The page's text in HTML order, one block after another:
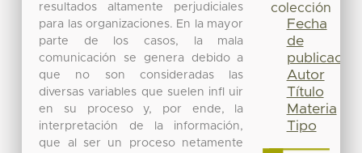
resultados altamente perjudiciales
para las organizaciones. En la mayor
parte de los casos, la mala
comunicación se genera debido a
que no son consideradas las
diversas variables que suelen infl uir
en su proceso y, por ende, la
interpretación de la información,
que al ser un proceso netamente
colección
Fecha
de
publicación
Autor
Título
Materia
Tipo